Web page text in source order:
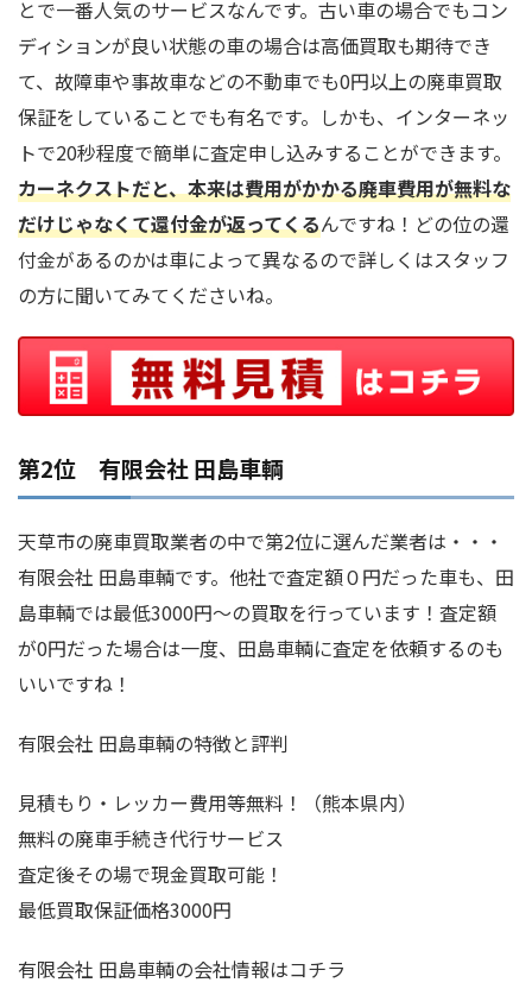
とで一番人気のサービスなんです。古い車の場合でもコン
ディションが良い状態の車の場合は高価買取も期待でき
て、故障車や事故車などの不動車でも0円以上の廃車買取
保証をしていることでも有名です。しかも、インターネッ
トで20秒程度で簡単に査定申し込みすることができます。
カーネクストだと、本来は費用がかかる廃車費用が無料な
だけじゃなくて還付金が返ってくるんですね！どの位の還
付金があるのかは車によって異なるので詳しくはスタッフ
の方に聞いてみてくださいね。
第2位 有限会社 田島車輌
天草市の廃車買取業者の中で第2位に選んだ業者は・・・
有限会社 田島車輌です。他社で査定額０円だった車も、田
島車輌では最低3000円～の買取を行っています！査定額
が0円だった場合は一度、田島車輌に査定を依頼するのも
いいですね！
有限会社 田島車輌の特徴と評判
見積もり・レッカー費用等無料！（熊本県内）
無料の廃車手続き代行サービス
査定後その場で現金買取可能！
最低買取保証価格3000円
有限会社 田島車輌の会社情報はコチラ